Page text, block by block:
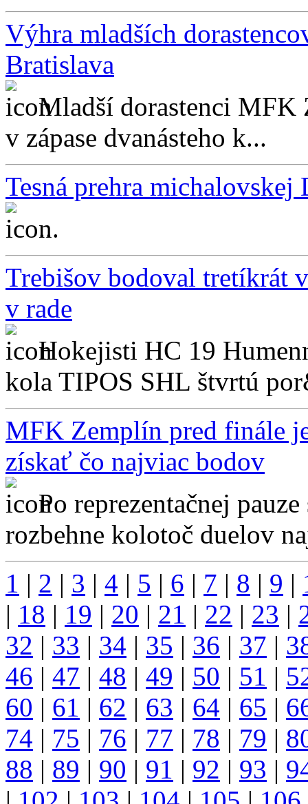
Výhra mladších
Bratislava
Mladší dorastenci
v zápase dvanásteho k...
Tesná prehra
...
Trebišov bodoval tretíkrát
v rade
Hokejisti HC 19
kola TIPOS SHL štvrtú
MFK Zemplín pred finále
získať čo najviac bodov
Po reprezentačnej
rozbehne kolotoč duelov
1 | 2 | 3 | 4 | 5 | 6 | 7 | 8 | 9 |
| 18 | 19 | 20 | 21 | 22 | 23 |
32 | 33 | 34 | 35 | 36 | 37 |
46 | 47 | 48 | 49 | 50 | 51 |
60 | 61 | 62 | 63 | 64 | 65 |
74 | 75 | 76 | 77 | 78 | 79 |
88 | 89 | 90 | 91 | 92 | 93 |